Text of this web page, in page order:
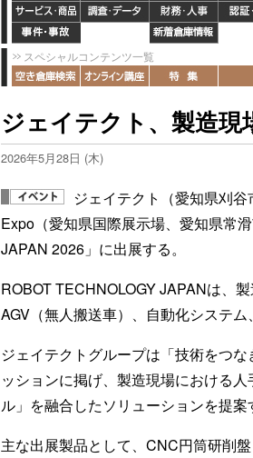
スペシャルコンテンツ一覧
ジェイテクト、製造現
2026年5月28日 (木)
ジェイテクト（愛知県刈
Expo（愛知県国際展示場、愛知県常
JAPAN 2026」に出展する。
ROBOT TECHNOLOGY JAPANは、
AGV（無人搬送車）、自動化システム
ジェイテクトグループは「技術をつ
ッションに掲げ、製造現場における
ル」を融合したソリューションを提案
主な出展製品として、CNC円筒研削